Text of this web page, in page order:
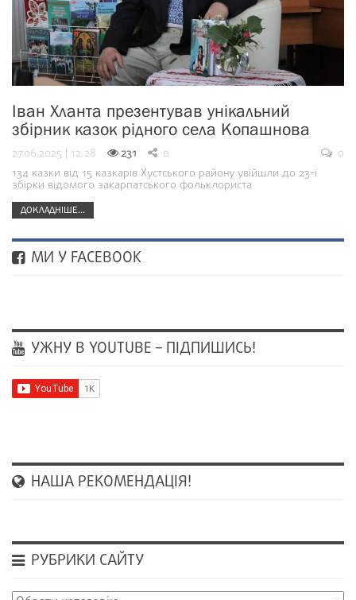
Іван Хланта презентував унікальний
збірник казок рідного села Копашнова
27.06.2025 | 12:28 231 0
0
134 казки від 15 казкарів Хустського району увійшли до 23-ї
збірки відомого закарпатського фольклориста
ДОКЛАДНІШЕ...
МИ У FACEBOOK
УЖНУ В YOUTUBE – ПІДПИШИСЬ!
НАША РЕКОМЕНДАЦІЯ!
РУБРИКИ САЙТУ